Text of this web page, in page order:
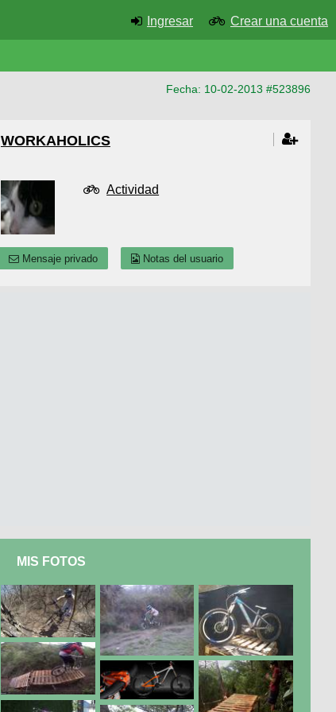
Ingresar Crear una cuenta
Fecha: 10-02-2013 #523896
WORKAHOLICS
Actividad
Mensaje privado Notas del usuario
MIS FOTOS